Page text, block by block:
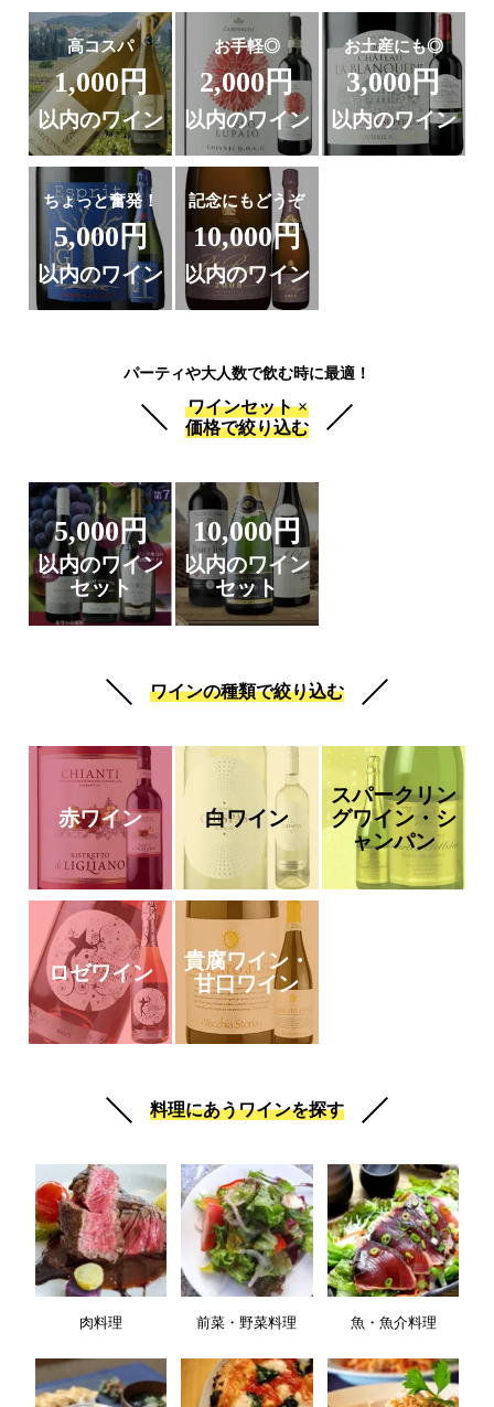
高コスパ
1,000円
以内のワイン
お手軽◎
2,000円
以内のワイン
お土産にも◎
3,000円
以内のワイン
ちょっと奮発！
5,000円
以内のワイン
記念にもどうぞ
10,000円
以内のワイン
パーティや大人数で飲む時に最適！
ワインセット ×
価格で絞り込む
5,000円
以内のワイン
セット
10,000円
以内のワイン
セット
ワインの種類で絞り込む
赤ワイン 白ワイン
スパークリン
グワイン・シ
ャンパン
ロゼワイン
貴腐ワイン・
甘口ワイン
料理にあうワインを探す
肉料理 前菜・野菜料理 魚・魚介料理